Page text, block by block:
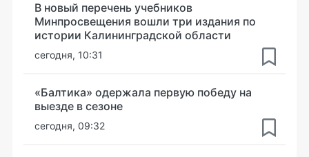
В новый перечень учебников
Минпросвещения вошли три издания по
истории Калининградской области
сегодня, 10:31
«Балтика» одержала первую победу на
выезде в сезоне
сегодня, 09:32